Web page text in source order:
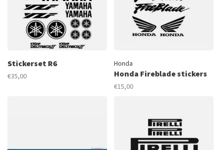
Stickerset R6
€35,00
Honda
Honda Fireblade stickers
€15,00